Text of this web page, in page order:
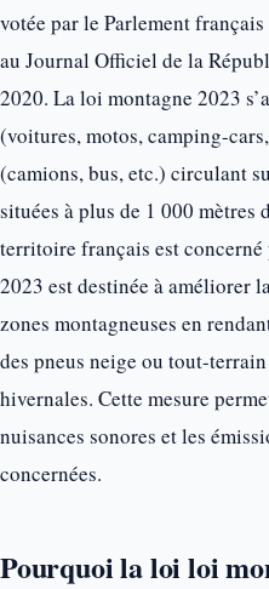
votée par le Parlement
au Journal Officiel de la
2020. La loi montagne 2023
(voitures, motos, camping-
(camions, bus, etc.) circulant
situées à plus de 1 000 mètres
territoire français est
2023 est destinée à améliorer
zones montagneuses en
des pneus neige ou tout-
hivernales. Cette mesure
nuisances sonores et les
concernées.
Pourquoi la loi loi